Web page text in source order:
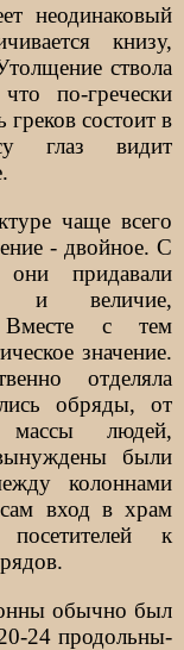
неодинаковый
книзу,
ствола
по-гречески
греков состоит в
глаз видит
чаще всего
- двойное. С
они придавали
и величие,
Вместе с тем
значение.
отделяла
обряды, от
людей,
были
колоннами
сам вход в храм
к
обычно был
24 продольны­